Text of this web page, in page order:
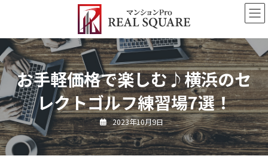
ン
ツ
へ
ス
キ
ッ
プ
ー
シ
ョ
ン
に
移
動
お手軽価格で楽しむ♪横浜のセ
レクトゴルフ練習場7選！
2023年10月9日